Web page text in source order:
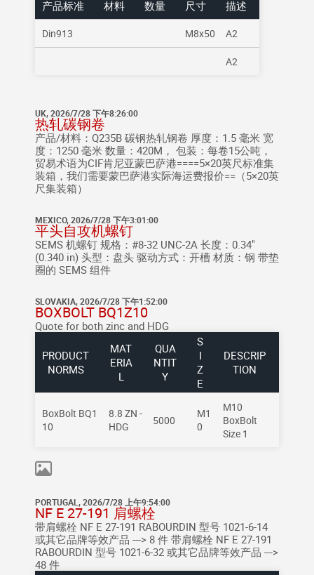
产品标准 材料 数量 尺寸 描述
Din913 M8x50 A2
A2
UK, 2026/7/28 下午8:26:00
热轧碳钢卷
产品/材料：Q235B 碳钢热轧钢卷 厚度：1.5 毫米 宽
度：1250 毫米 数量：420M， 包装：每卷15公吨，
贸易术语为CIF肯尼亚蒙巴萨港====5×20英尺标准集
装箱，我们需要蒙巴萨港实际海运费报价==（5×20英
尺集装箱）
MEXICO, 2026/7/28 下午3:01:00
平头自攻机螺钉
SEMS 机螺钉 规格：#8-32 UNC-2A 长度：0.34"
(0.340 in) 头型：盘头 驱动方式：开槽 材质：钢 带垫
圈的 SEMS 组件
SLOVAKIA, 2026/7/28 下午1:52:00
BOXBOLT BQ1Z10
Quote for both zinc and HDG
PRODUCT
NORMS
MAT
ERIA
L
QUA
NTIT
Y
S
I
Z
E
DESCRIP
TION
BoxBolt BQ1
10
8.8 ZN -
HDG
5000
M1
0
M10
BoxBolt
Size 1
PORTUGAL, 2026/7/28 上午9:54:00
NF E 27-191 肩螺栓
带肩螺栓 NF E 27-191 RABOURDIN 型号 1021-6-14
或其它品牌等效产品 ---> 8 件 带肩螺栓 NF E 27-191
RABOURDIN 型号 1021-6-32 或其它品牌等效产品 --->
48 件